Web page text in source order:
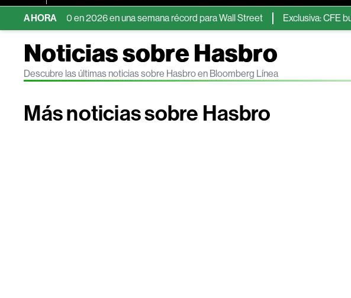
AHORA
S&P 500 en 2026 en una semana récord para Wall Street Exclusiva: CFE busca
Noticias sobre Hasbro
Descubre las últimas noticias sobre Hasbro en Bloomberg Línea
Más noticias sobre Hasbro